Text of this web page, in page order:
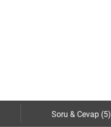
Soru & Cevap (5)